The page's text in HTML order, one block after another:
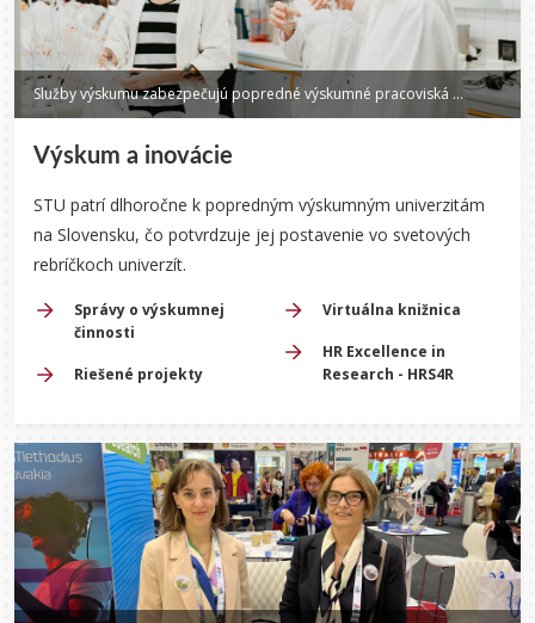
Služby výskumu zabezpečujú popredné výskumné pracoviská STU.
Výskum a inovácie
STU patrí dlhoročne k popredným výskumným univerzitám
na Slovensku, čo potvrdzuje jej postavenie vo svetových
rebríčkoch univerzít.
Správy o výskumnej
činnosti
Riešené projekty
Virtuálna knižnica
HR Excellence in
Research - HRS4R